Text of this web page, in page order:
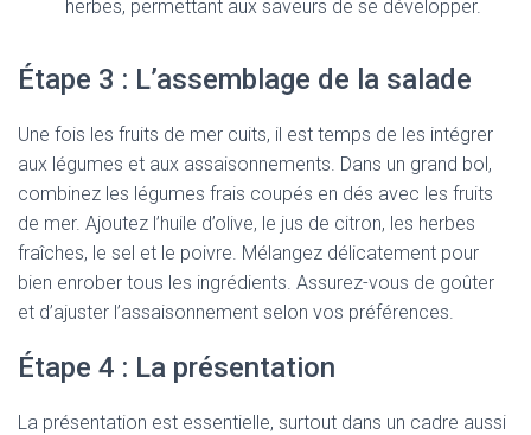
herbes, permettant aux saveurs de se développer.
Étape 3 : L’assemblage de la salade
Une fois les fruits de mer cuits, il est temps de les intégrer
aux légumes et aux assaisonnements. Dans un grand bol,
combinez les légumes frais coupés en dés avec les fruits
de mer. Ajoutez l’huile d’olive, le jus de citron, les herbes
fraîches, le sel et le poivre. Mélangez délicatement pour
bien enrober tous les ingrédients. Assurez-vous de goûter
et d’ajuster l’assaisonnement selon vos préférences.
Étape 4 : La présentation
La présentation est essentielle, surtout dans un cadre aussi